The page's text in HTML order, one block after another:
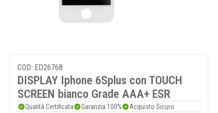
COD: ED26768
DISPLAY Iphone 6Splus con TOUCH
SCREEN bianco Grade AAA+ ESR
Qualità Certificata Garanzia 100% Acquisto Sicuro